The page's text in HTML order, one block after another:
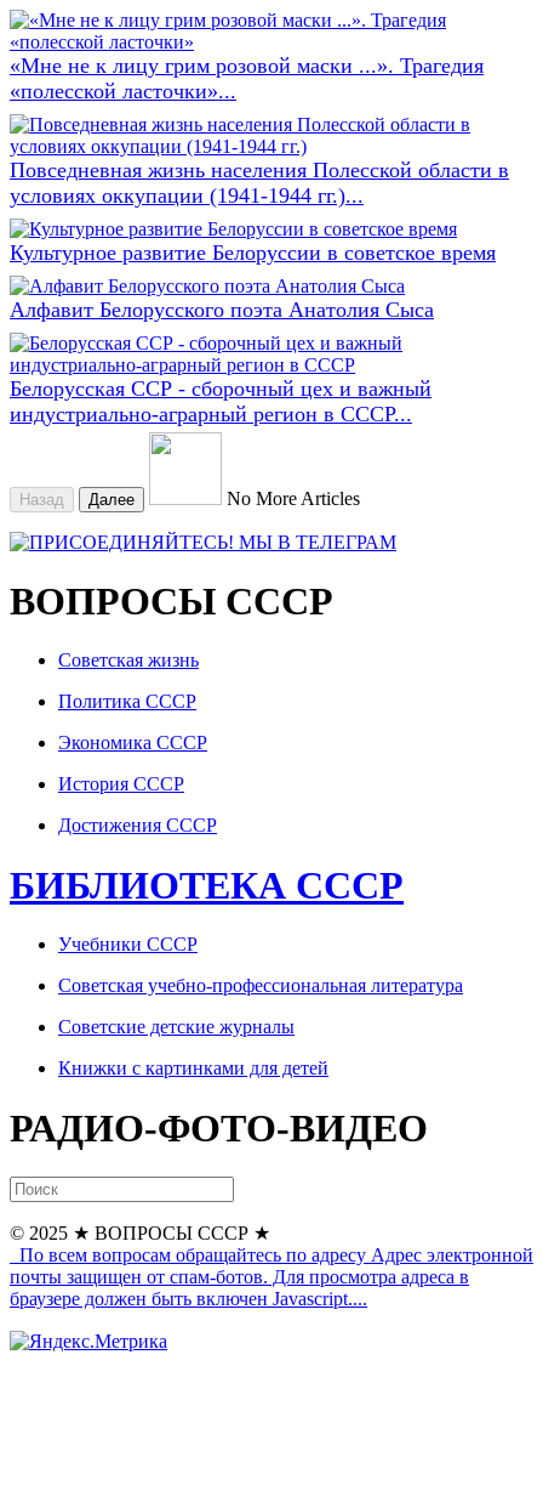
«Мне не к лицу грим розовой маски ...». Трагедия
«полесской ласточки»...
Повседневная жизнь населения Полесской области в
условиях оккупации (1941-1944 гг.)...
Культурное развитие Белоруссии в советское время
Алфавит Белорусского поэта Анатолия Сыса
Белорусская ССР - сборочный цех и важный
индустриально-аграрный регион в СССР...
Назад Далее No More Articles
ВОПРОСЫ СССР
Советская жизнь
Политика СССР
Экономика СССР
История СССР
Достижения СССР
БИБЛИОТЕКА СССР
Учебники СССР
Советская учебно-профессиональная литература
Советские детские журналы
Книжки с картинками для детей
РАДИО-ФОТО-ВИДЕО
© 2025 ★ ВОПРОСЫ СССР ★
По всем вопросам обращайтесь по адресу Адрес электронной
почты защищен от спам-ботов. Для просмотра адреса в
браузере должен быть включен Javascript....